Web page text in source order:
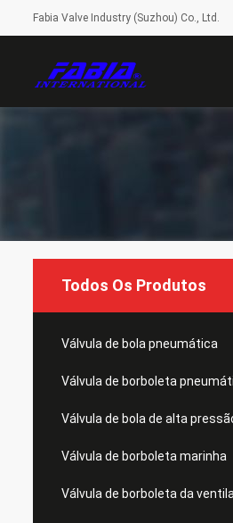
Fabia Valve Industry (Suzhou) Co., Ltd.
Todos Os Produtos
Válvula de bola pneumática
Válvula de borboleta
Válvula de bola de alta
Válvula de borboleta marinha
Válvula de borboleta da